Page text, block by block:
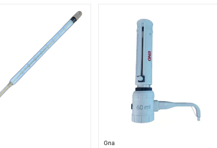
Gna